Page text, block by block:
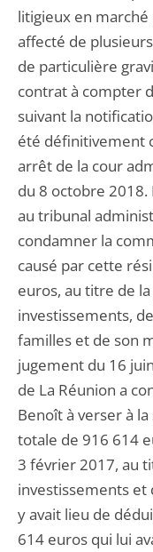
litigieux en
affecté de
de particulière
contrat à compter
suivant la
été définitivement
arrêt de la cour
du 8 octobre 2018.
au tribunal
condamner la
causé par cette
euros, au titre de
investissements,
familles et de son
jugement du 16
de La Réunion a
Benoît à verser à la
totale de 916 614
3 février 2017, au
investissements et
y avait lieu de
614 euros qui lui